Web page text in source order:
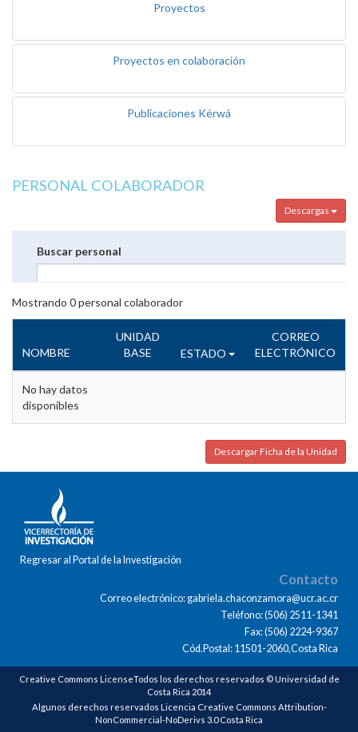
Proyectos
Proyectos en colaboración
Publicaciones Kérwá
PERSONAL COLABORADOR
Descargas
Buscar personal
Mostrando 0personal colaborador
NOMBRE
UNIDAD
BASE
ESTADO
CORREO
ELECTRÓNICO
No hay datos
disponibles
Descargar Ficha de la Unidad
Regresar al Portal de la Investigación
Contacto
Correo electrónico: gabriela.chaconzamora@ucr.ac.cr
Teléfono: (506) 2511-1341
Fax: (506) 2224-9367
Cód.Postal: 11501-2060,Costa Rica
Creative Commons LicenseTodos los derechos reservados © Universidad de
Costa Rica 2014
Algunos derechos reservados Licencia Creative Commons Attribution-
NonCommercial-NoDerivs 3.0 Costa Rica